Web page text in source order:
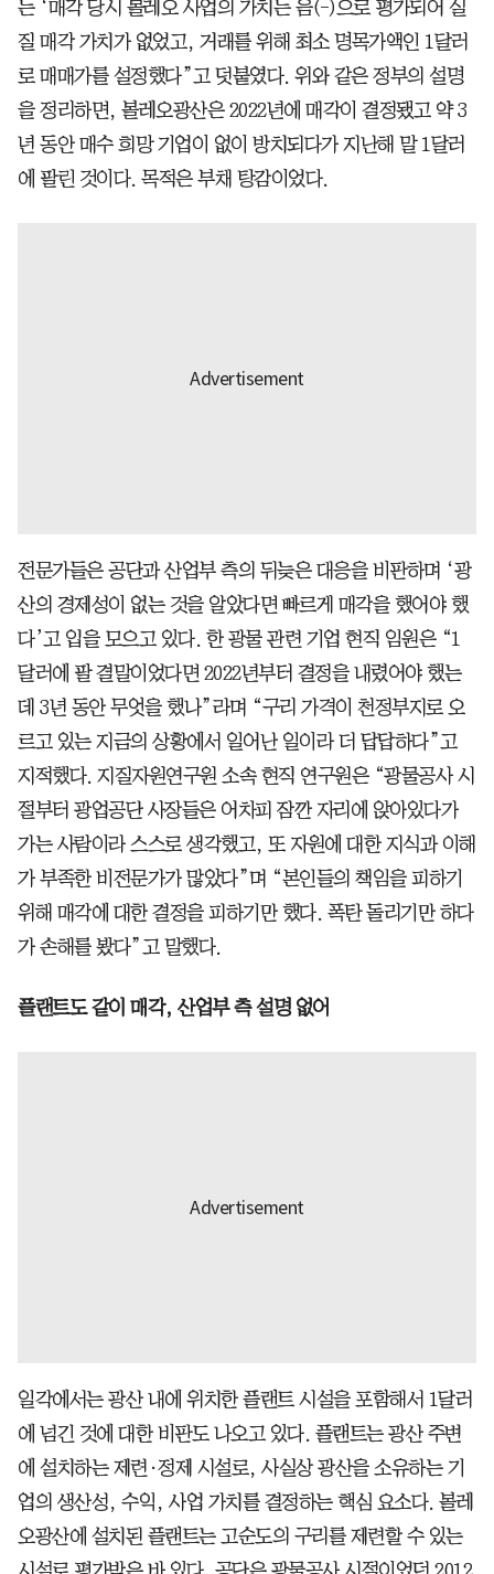
는 ‘매각 당시 볼레오 사업의 가치는 음(-)으로 평가되어 실
질 매각 가치가 없었고, 거래를 위해 최소 명목가액인 1달러
로 매매가를 설정했다”고 덧붙였다. 위와 같은 정부의 설명
을 정리하면, 볼레오광산은 2022년에 매각이 결정됐고 약 3
년 동안 매수 희망 기업이 없이 방치되다가 지난해 말 1달러
에 팔린 것이다. 목적은 부채 탕감이었다.
전문가들은 공단과 산업부 측의 뒤늦은 대응을 비판하며 ‘광
산의 경제성이 없는 것을 알았다면 빠르게 매각을 했어야 했
다’고 입을 모으고 있다. 한 광물 관련 기업 현직 임원은 “1
달러에 팔 결말이었다면 2022년부터 결정을 내렸어야 했는
데 3년 동안 무엇을 했나”라며 “구리 가격이 천정부지로 오
르고 있는 지금의 상황에서 일어난 일이라 더 답답하다”고
지적했다. 지질자원연구원 소속 현직 연구원은 “광물공사 시
절부터 광업공단 사장들은 어차피 잠깐 자리에 앉아있다가
가는 사람이라 스스로 생각했고, 또 자원에 대한 지식과 이해
가 부족한 비전문가가 많았다”며 “본인들의 책임을 피하기
위해 매각에 대한 결정을 피하기만 했다. 폭탄 돌리기만 하다
가 손해를 봤다”고 말했다.
플랜트도 같이 매각, 산업부 측 설명 없어
일각에서는 광산 내에 위치한 플랜트 시설을 포함해서 1달러
에 넘긴 것에 대한 비판도 나오고 있다. 플랜트는 광산 주변
에 설치하는 제련·정제 시설로, 사실상 광산을 소유하는 기
업의 생산성, 수익, 사업 가치를 결정하는 핵심 요소다. 볼레
오광산에 설치된 플랜트는 고순도의 구리를 제련할 수 있는